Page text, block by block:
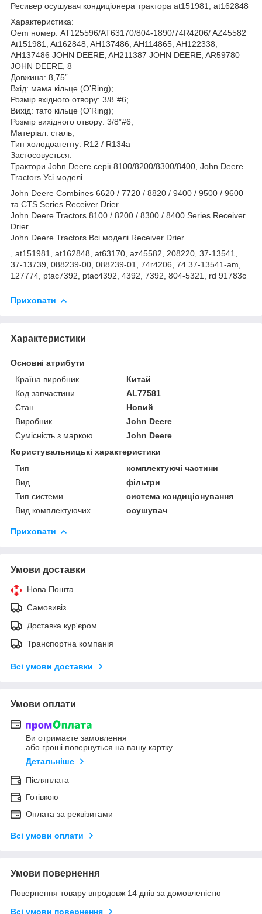
Ресивер осушувач кондиціонера трактора at151981, at162848
Характеристика:
Oem номер: AT125596/AT63170/804-1890/74R4206/ AZ45582
At151981, At162848, AH137486, AH114865, AH122338,
AH137486 JOHN DEERE, AH211387 JOHN DEERE, AR59780
JOHN DEERE, 8
Довжина: 8,75”
Вхід: мама кільце (O'Ring);
Розмір вхідного отвору: 3/8”#6;
Вихід: тато кільце (O'Ring);
Розмір вихідного отвору: 3/8”#6;
Матеріал: сталь;
Тип холодоагенту: R12 / R134a
Застосовується:
Трактори John Deere серії 8100/8200/8300/8400, John Deere
Tractors Усі моделі.
John Deere Combines 6620 / 7720 / 8820 / 9400 / 9500 / 9600
та CTS Series Receiver Drier
John Deere Tractors 8100 / 8200 / 8300 / 8400 Series Receiver
Drier
John Deere Tractors Всі моделі Receiver Drier
, at151981, at162848, at63170, az45582, 208220, 37-13541,
37-13739, 088239-00, 088239-01, 74r4206, 74 37-13541-am,
127774, ptac7392, ptac4392, 4392, 7392, 804-5321, rd 91783c
Приховати
Характеристики
Основні атрибути
Країна виробник
Китай
Код запчастини
AL77581
Стан
Новий
Виробник
John Deere
Сумісність з маркою
John Deere
Користувальницькі характеристики
Тип
комплектуючі частини
Вид
фільтри
Тип системи
система кондиціонування
Вид комплектуючих
осушувач
Приховати
Умови доставки
Нова Пошта
Самовивіз
Доставка кур'єром
Транспортна компанія
Всі умови доставки
Умови оплати
Ви отримаєте замовлення
або гроші повернуться на вашу картку
Детальніше
Післяплата
Готівкою
Оплата за реквізитами
Всі умови оплати
Умови повернення
Повернення товару впродовж 14 днів за домовленістю
Всі умови повернення